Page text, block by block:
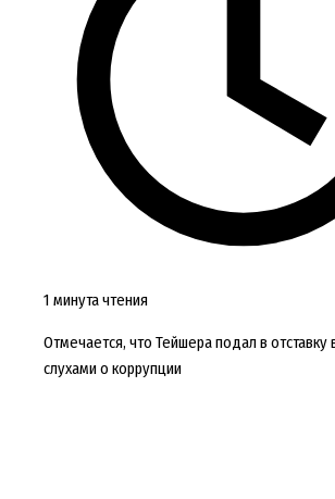
1 минута чтения
Отмечается, что Тейшера подал в отставку
слухами о коррупции